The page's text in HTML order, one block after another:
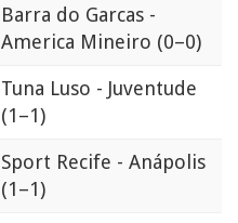
Barra do Garcas -
America Mineiro (0–0)
Tuna Luso - Juventude
(1–1)
Sport Recife - Anápolis
(1–1)